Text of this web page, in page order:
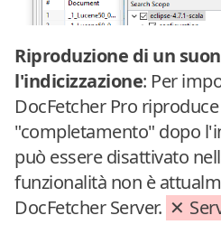
Riproduzione di un
l'indicizzazione: Per
DocFetcher Pro
"completamento" dopo
può essere disattivato
funzionalità non è
DocFetcher Server.